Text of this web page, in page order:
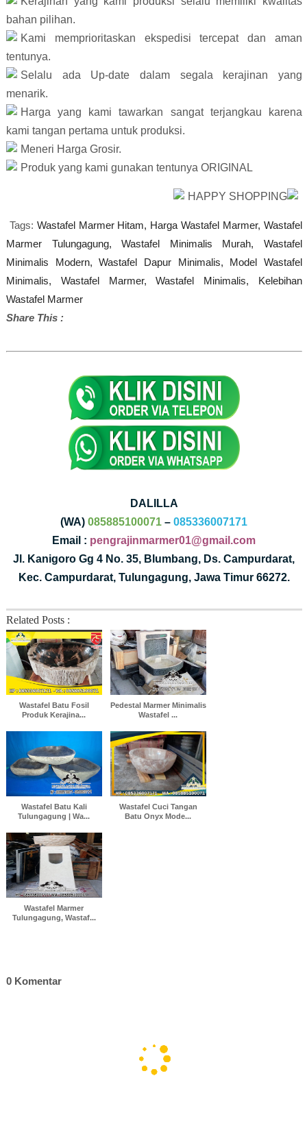
bahan pilihan.
Kami memprioritaskan ekspedisi tercepat dan aman
tentunya.
Selalu ada Up-date dalam segala kerajinan yang
menarik.
Harga yang kami tawarkan sangat terjangkau karena
kami tangan pertama untuk produksi.
Meneri Harga Grosir.
Produk yang kami gunakan tentunya ORIGINAL
HAPPY SHOPPING
Tags: Wastafel Marmer Hitam, Harga Wastafel Marmer, Wastafel
Marmer Tulungagung,
Wastafel Minimalis Murah,
Wastafel
Minimalis Modern,
Wastafel Dapur Minimalis,
Model Wastafel
Minimalis,
Wastafel Marmer,Wastafel Minimalis,
Kelebihan
Wastafel Marmer
Share This :
DALILLA
(WA)085885100071 –085336007171
Email : pengrajinmarmer01@gmail.com
Jl. Kanigoro Gg 4 No. 35, Blumbang, Ds. Campurdarat,
Kec. Campurdarat, Tulungagung, Jawa Timur 66272.
Related Posts :
Wastafel Batu Fosil
Produk Kerajina...
Pedestal Marmer Minimalis
Wastafel ...
Wastafel Batu Kali
Tulungagung | Wa...
Wastafel Cuci Tangan
Batu Onyx Mode...
Wastafel Marmer
Tulungagung, Wastaf...
0 Komentar